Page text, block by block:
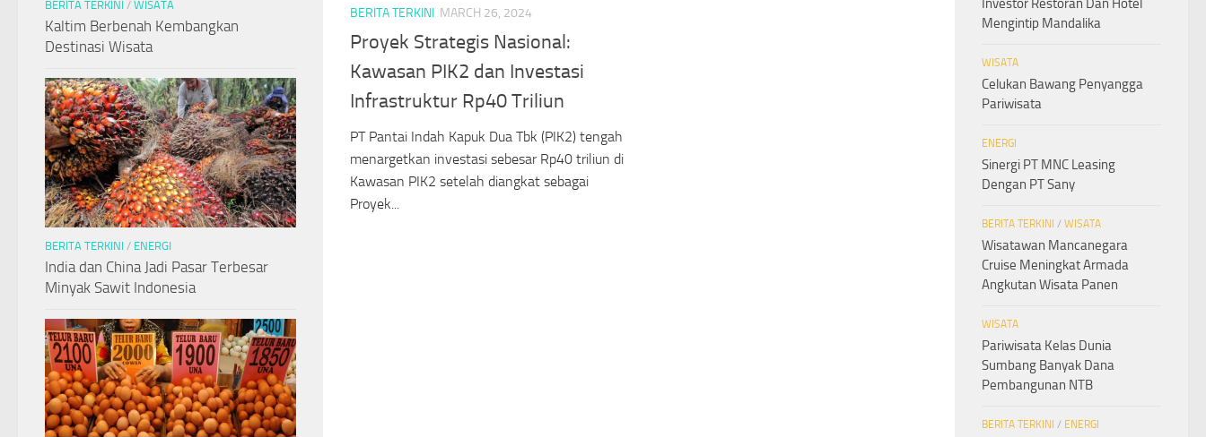
BERITA TERKINI MARCH 26, 2024
Proyek Strategis Nasional:
Kawasan PIK2 dan Investasi
Infrastruktur Rp40 Triliun
PT Pantai Indah Kapuk Dua Tbk (PIK2) tengah
menargetkan investasi sebesar Rp40 triliun di
Kawasan PIK2 setelah diangkat sebagai
Proyek...
BERITA TERKINI / WISATA
Kaltim Berbenah Kembangkan
Destinasi Wisata
BERITA TERKINI / ENERGI
India dan China Jadi Pasar Terbesar
Minyak Sawit Indonesia
Investor Restoran Dan Hotel
Mengintip Mandalika
WISATA
Celukan Bawang Penyangga
Pariwisata
ENERGI
Sinergi PT MNC Leasing
Dengan PT Sany
BERITA TERKINI / WISATA
Wisatawan Mancanegara
Cruise Meningkat Armada
Angkutan Wisata Panen
WISATA
Pariwisata Kelas Dunia
Sumbang Banyak Dana
Pembangunan NTB
BERITA TERKINI / ENERGI